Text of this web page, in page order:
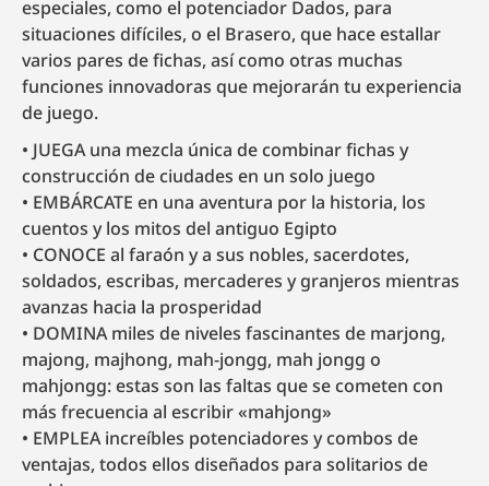
especiales, como el potenciador Dados, para
situaciones difíciles, o el Brasero, que hace estallar
varios pares de fichas, así como otras muchas
funciones innovadoras que mejorarán tu experiencia
de juego.
JUEGA una mezcla única de combinar fichas y
construcción de ciudades en un solo juego
EMBÁRCATE en una aventura por la historia, los
cuentos y los mitos del antiguo Egipto
CONOCE al faraón y a sus nobles, sacerdotes,
soldados, escribas, mercaderes y granjeros mientras
avanzas hacia la prosperidad
DOMINA miles de niveles fascinantes de marjong,
majong, majhong, mah-jongg, mah jongg o
mahjongg: estas son las faltas que se cometen con
más frecuencia al escribir «mahjong»
EMPLEA increíbles potenciadores y combos de
ventajas, todos ellos diseñados para solitarios de